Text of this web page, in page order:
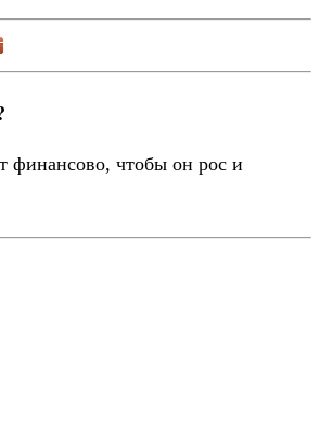
финансово, чтобы он рос и